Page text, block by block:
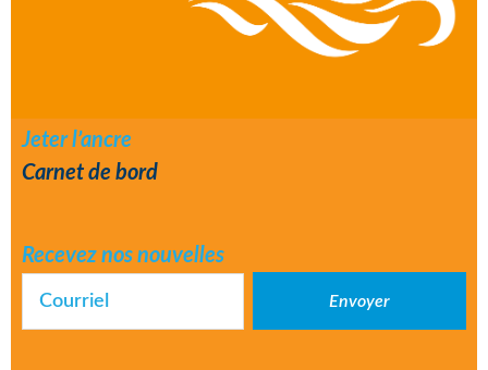
Jeter l’ancre
Carnet de bord
Recevez nos nouvelles